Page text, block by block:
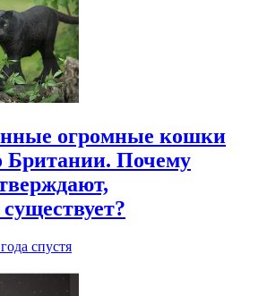
огромные кошки
Британии. Почему
спустя